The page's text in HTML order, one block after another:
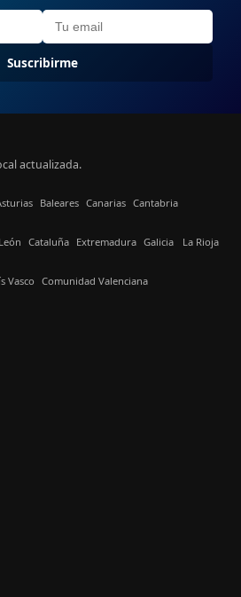
Suscribirme
actualizada.
Baleares Canarias Cantabria
Cataluña Extremadura Galicia La Rioja
Vasco Comunidad Valenciana